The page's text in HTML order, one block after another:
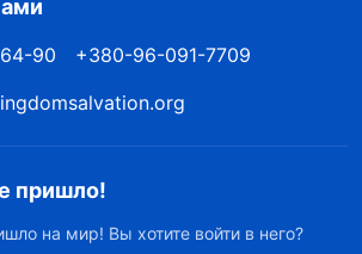
возвращение Господа.
90
+380-96-091-7709
пришло!
на мир! Вы хотите войти в него?